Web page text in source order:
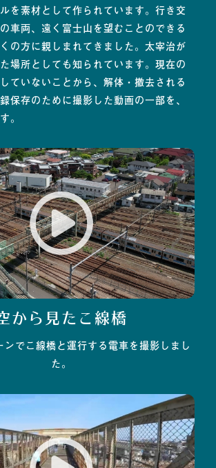
を素材として作られています。行き交
車両、遠く富士山を望むことのできる
の方に親しまれてきました。太宰治が
場所としても知られています。現在の
ていないことから、解体・撤去される
保存のために撮影した動画の一部を、
。
から見たこ線橋
ンでこ線橋と運行する電車を撮影しまし
た。